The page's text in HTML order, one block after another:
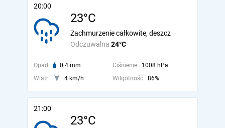
20:00
23°C
Odczuwalna 24°C
Zachmurzenie całkowite, deszcz
Opad: 0.4 mm Ciśnienie: 1008 hPa
Wiatr:
4 km/h Wilgotność: 86%
21:00
23°C